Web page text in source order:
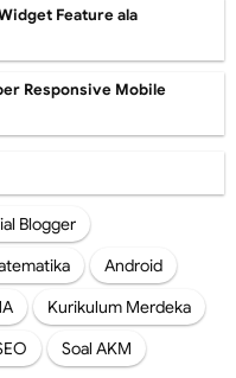
Feature ala
Responsive Mobile
Blogger
Android
Kurikulum Merdeka
Soal AKM